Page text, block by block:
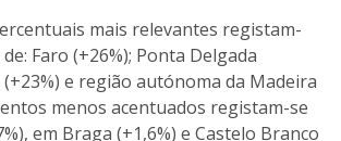
mais relevantes registam-
Faro (+26%); Ponta Delgada
(+23%) e região autónoma da Madeira
menos acentuados registam-se
em Braga (+1,6%) e Castelo Branco